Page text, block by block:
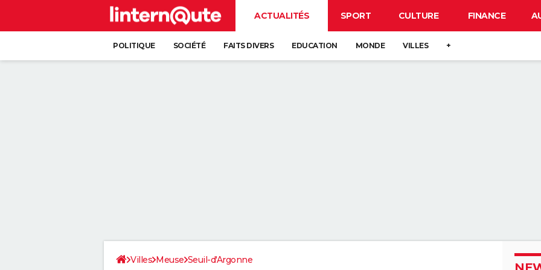
ACTUALITÉS SPORT CULTURE FINANCE
POLITIQUE SOCIÉTÉ FAITS DIVERS EDUCATION MONDE VILLES +
Villes Meuse Seuil-d'Argonne